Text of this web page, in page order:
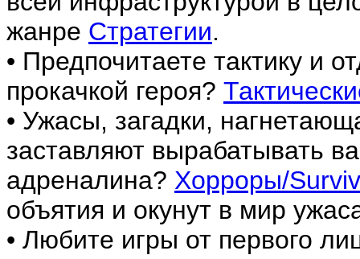
жанре Стратегии.
• Предпочитаете тактику и
прокачкой героя?
• Ужасы, загадки,
заставляют вырабатывать
адреналина? Хорроры/
объятия и окунут в мир
• Любите игры от первого